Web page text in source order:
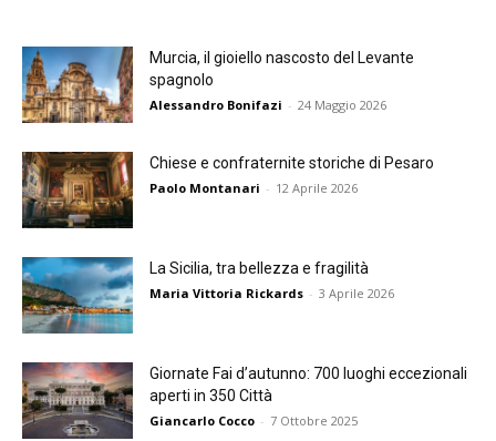
Murcia, il gioiello nascosto del Levante
spagnolo
Alessandro Bonifazi - 24 Maggio 2026
Chiese e confraternite storiche di Pesaro
Paolo Montanari - 12 Aprile 2026
La Sicilia, tra bellezza e fragilità
Maria Vittoria Rickards - 3 Aprile 2026
Giornate Fai d’autunno: 700 luoghi eccezionali
aperti in 350 Città
Giancarlo Cocco - 7 Ottobre 2025